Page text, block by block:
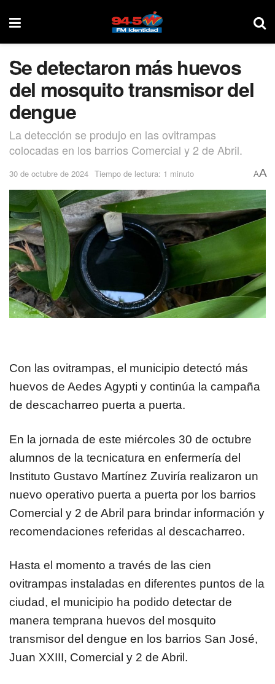
Se detectaron más huevos
del mosquito transmisor del
dengue
La detección se produjo en las ovitrampas
colocadas en los barrios Comercial y 2 de Abril.
30 de octubre de 2024 Tiempo de lectura: 1 minuto AA
Con las ovitrampas, el municipio detectó más
huevos de Aedes Agypti y continúa la campaña
de descacharreo puerta a puerta.
En la jornada de este miércoles 30 de octubre
alumnos de la tecnicatura en enfermería del
Instituto Gustavo Martínez Zuviría realizaron un
nuevo operativo puerta a puerta por los barrios
Comercial y 2 de Abril para brindar información y
recomendaciones referidas al descacharreo.
Hasta el momento a través de las cien
ovitrampas instaladas en diferentes puntos de la
ciudad, el municipio ha podido detectar de
manera temprana huevos del mosquito
transmisor del dengue en los barrios San José,
Juan XXIII, Comercial y 2 de Abril.